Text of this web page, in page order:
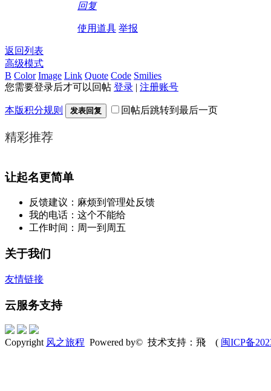
回复
使用道具 举报
返回列表
高级模式
B Color Image Link Quote Code Smilies
您需要登录后才可以回帖 登录 | 注册账号
本版积分规则 发表回复 回帖后跳转到最后一页
精彩推荐
让起名更简单
反馈建议：麻烦到管理处反馈
我的电话：这个不能给
工作时间：周一到周五
关于我们
友情链接
云服务支持
Copyright 风之旅程 Powered by© 技术支持：飛 ( 闽ICP备